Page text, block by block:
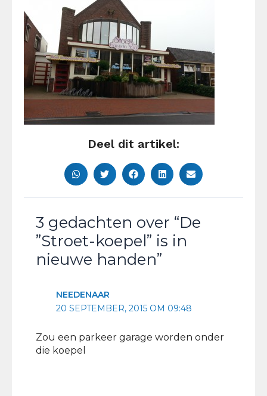
Deel dit artikel:
3 gedachten over “De
”Stroet-koepel” is in
nieuwe handen”
NEEDENAAR
20 SEPTEMBER, 2015 OM 09:48
Zou een parkeer garage worden onder
die koepel